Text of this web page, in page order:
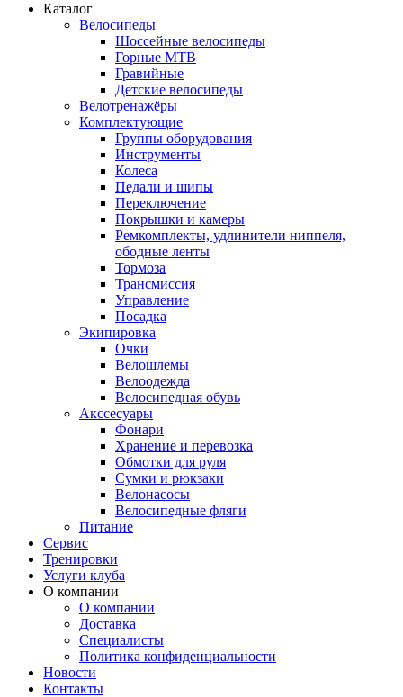
Каталог
Велосипеды
Шоссейные велосипеды
Горные МTB
Гравийные
Детские велосипеды
Велотренажёры
Комплектующие
Группы оборудования
Инструменты
Колеса
Педали и шипы
Переключение
Покрышки и камеры
Ремкомплекты, удлинители ниппеля,
ободные ленты
Тормоза
Трансмиссия
Управление
Посадка
Экипировка
Очки
Велошлемы
Велоодежда
Велосипедная обувь
Акссесуары
Фонари
Хранение и перевозка
Обмотки для руля
Сумки и рюкзаки
Велонасосы
Велосипедные фляги
Питание
Сервис
Тренировки
Услуги клуба
О компании
О компании
Доставка
Специалисты
Политика конфиденциальности
Новости
Контакты